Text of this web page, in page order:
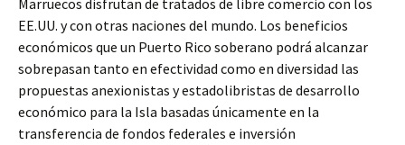
Marruecos disfrutan de tratados de libre comercio con los
EE.UU. y con otras naciones del mundo. Los beneficios
económicos que un Puerto Rico soberano podrá alcanzar
sobrepasan tanto en efectividad como en diversidad las
propuestas anexionistas y estadolibristas de desarrollo
económico para la Isla basadas únicamente en la
transferencia de fondos federales e inversión